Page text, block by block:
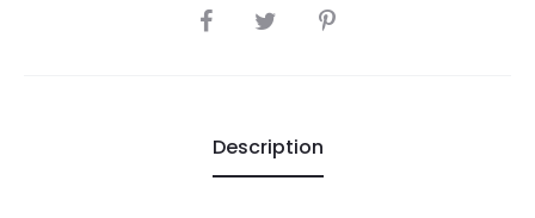
SHARE
Description